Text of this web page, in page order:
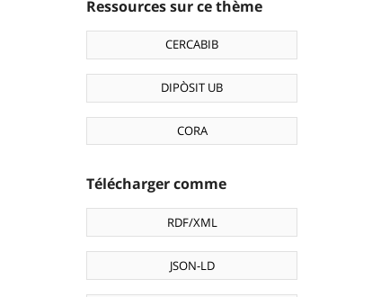
Ressources sur ce thème
CERCABIB
DIPÒSIT UB
CORA
Télécharger comme
RDF/XML
JSON-LD